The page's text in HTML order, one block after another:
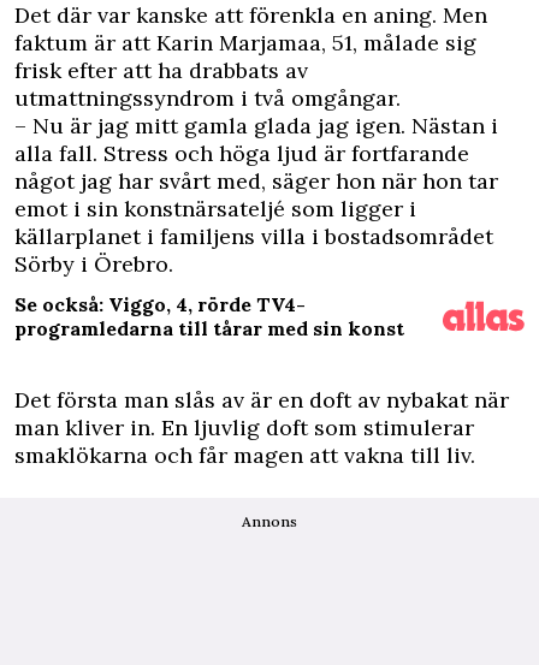
Det där var kanske att förenkla en aning. Men
faktum är att Karin Marjamaa, 51, målade sig
frisk efter att ha drabbats av
utmattningssyndrom i två omgångar.
– Nu är jag mitt gamla glada jag igen. Nästan i
alla fall. Stress och höga ljud är fortfarande
något jag har svårt med, säger hon när hon tar
emot i sin konstnärsateljé som ligger i
källarplanet i familjens villa i bostadsområdet
Sörby i Örebro.
Se också: Viggo, 4, rörde TV4-
programledarna till tårar med sin konst
Det första man slås av är en doft av nybakat när
man kliver in. En ljuvlig doft som stimulerar
smaklökarna och får magen att vakna till liv.
Annons